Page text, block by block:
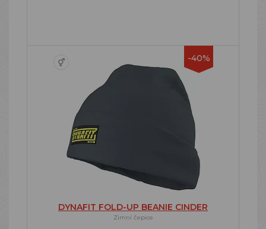
-40%
DYNAFIT FOLD-UP BEANIE CINDER
Zimní čepice